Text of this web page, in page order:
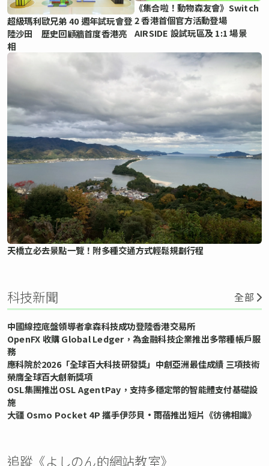
超級瑪利歐兄弟 40 週年試玩會登
陸沙田 歷史回顧牆首度香港亮
相
《集合啦！動物森友會》Switch
2 香港首個官方活動登場
AIRSIDE 設試玩區及 1:1 場景
天橋立必去景點一覽！附多種交通方式輕鬆規劃行程
科技新聞 全部
中國線控底盤領導者拿森科技成功登陸香港交易所
OpenFX 收購 Global Ledger，為金融科技企業推出多幣種帳戶服
務
應科院於2026「全球百大科技研發獎」中創亞洲最佳成績 三項技術
榮膺全球百大創新獎項
OSL集團推出OSL AgentPay，支持多穩定幣的智能體支付基礎設
施
大疆 Osmo Pocket 4P 攜手伊莎貝•雨蓓推出短片《彷彿相識》
追蹤《よしのん的網站教室》